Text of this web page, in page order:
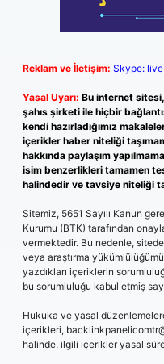
Reklam ve İletişim: Skype:
Yasal Uyarı: Bu internet
şahıs şirketi ile hiçbir
kendi hazırladığımız
içerikler haber niteliği
hakkında paylaşım
isim benzerlikleri tamamen
halindedir ve tavsiye niteliği
Sitemiz, 5651 Sayılı Kanun
Kurumu (BTK) tarafından
vermektedir. Bu nedenle,
veya araştırma
yazdıkları içeriklerin
bu sorumluluğu kabul etmiş
Hukuka ve yasal
içerikleri,
halinde, ilgili içerikler yasal